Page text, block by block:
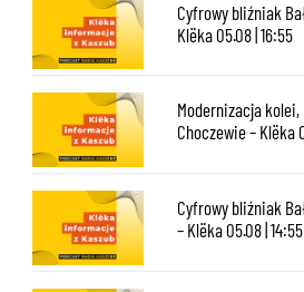
Cyfrowy bliźniak
Klëka 05.08 | 16:55
Modernizacja kolei,
Choczewie – Klëka
Cyfrowy bliźniak
– Klëka 05.08 | 14:55